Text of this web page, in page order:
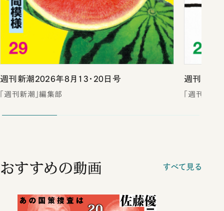
週刊新潮2026年8月13・20日号
「週刊新潮」編集部
週刊新潮
「週刊新潮
おすすめの動画 すべて見る